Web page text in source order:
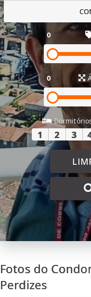
0
0
1 2 3
Fotos do
Perdizes